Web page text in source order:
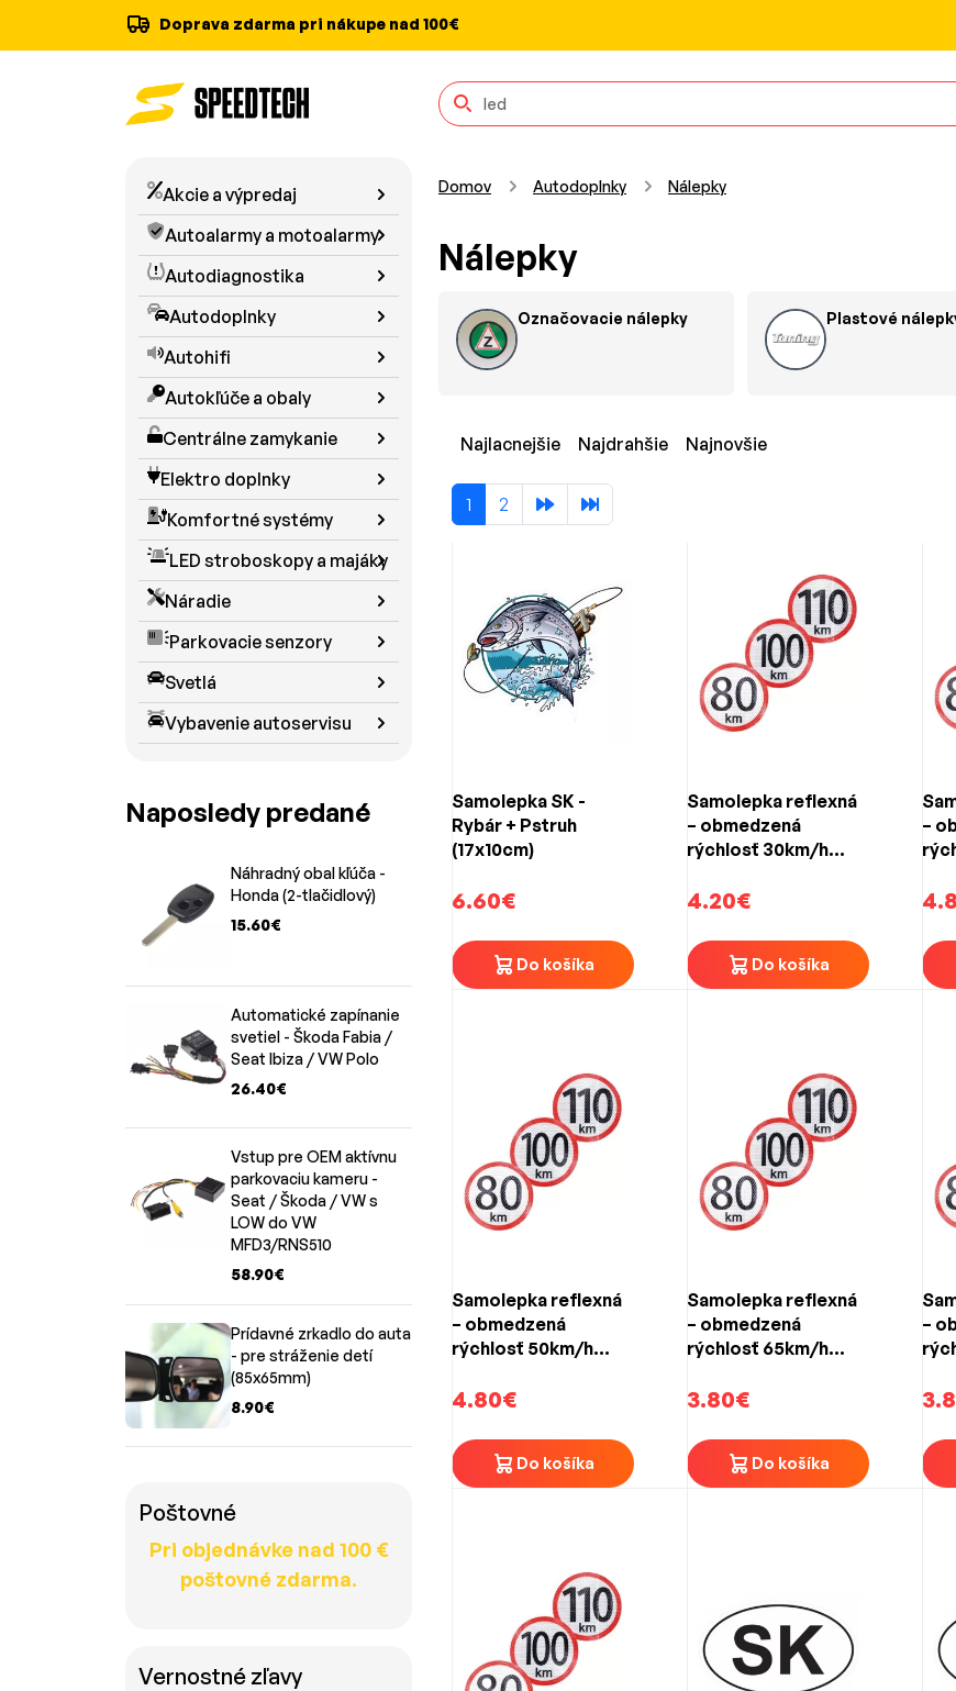
Doprava zdarma pri nákupe nad 100€
Akcie a výpredaj
Autoalarmy a motoalarmy
Autodiagnostika
Autodoplnky
Autohifi
Autokľúče a obaly
Centrálne zamykanie
Elektro doplnky
Komfortné systémy
LED stroboskopy a majáky
Náradie
Parkovacie senzory
Svetlá
Vybavenie autoservisu
Naposledy predané
Náhradný obal kľúča -
Honda (2-tlačidlový)
15.60€
Automatické zapínanie
svetiel - Škoda Fabia /
Seat Ibiza / VW Polo
26.40€
Vstup pre OEM aktívnu
parkovaciu kameru -
Seat / Škoda / VW s
LOW do VW
MFD3/RNS510
58.90€
Prídavné zrkadlo do auta
- pre stráženie detí
(85x65mm)
8.90€
Poštovné
Pri objednávke nad 100 €
poštovné zdarma.
Vernostné zľavy
Domov Autodoplnky Nálepky
Nálepky
Označovacie nálepky Plastové
Najlacnejšie Najdrahšie Najnovšie
1 2
Samolepka SK -
Rybár + Pstruh
(17x10cm)
6.60€
Do košíka
Samolepka reflexná
– obmedzená
rýchlosť 30km/h
4.20€
Do košíka
–
Samolepka reflexná
– obmedzená
rýchlosť 50km/h
4.80€
Do košíka
Samolepka reflexná
– obmedzená
rýchlosť 65km/h
3.80€
Do košíka
–